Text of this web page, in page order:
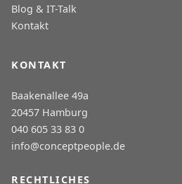
Blog & IT-Talk
Kontakt
KONTAKT
Baakenallee 49a
20457 Hamburg
040 605 33 83 0
info@conceptpeople.de
RECHTLICHES